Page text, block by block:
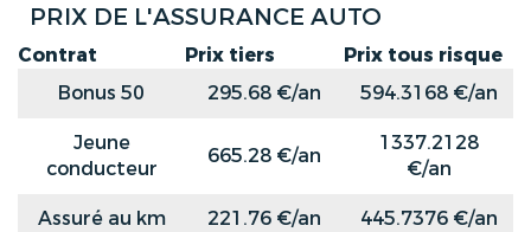
PRIX DE L'ASSURANCE AUTO
Contrat Prix tiers
Prix tous risque
Bonus 50
295.68 €/an
594.3168 €/an
Jeune
conducteur
665.28 €/an
1337.2128
€/an
Assuré au km
221.76 €/an 445.7376 €/an